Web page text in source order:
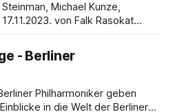
Michael Kunze,
Falk Rasokat
Antihelden Grauenvolle
aber auch spannende
so spannenden Geschichte
Assoziationen lassen sich
Doch was ist
- Berliner
in die Welt der Berliner